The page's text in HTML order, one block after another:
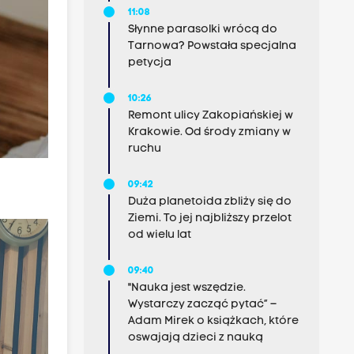
11:08
Słynne parasolki wrócą do
Tarnowa? Powstała specjalna
petycja
10:26
Remont ulicy Zakopiańskiej w
Krakowie. Od środy zmiany w
ruchu
09:42
Duża planetoida zbliży się do
Ziemi. To jej najbliższy przelot
od wielu lat
09:40
"Nauka jest wszędzie.
Wystarczy zacząć pytać” –
Adam Mirek o książkach, które
oswajają dzieci z nauką